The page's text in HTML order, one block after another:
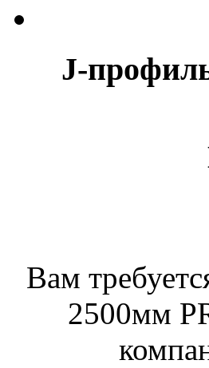
J-
Вам
2500мм